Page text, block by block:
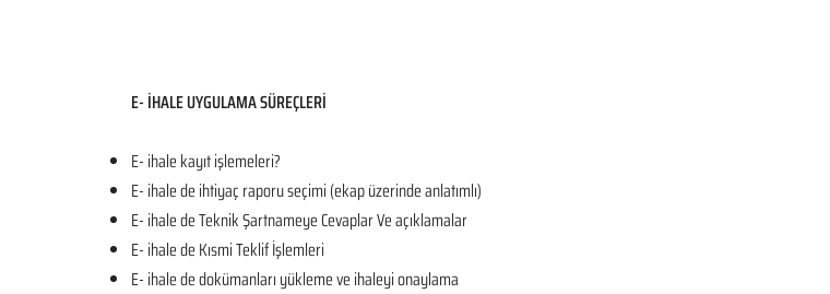
E- İHALE UYGULAMA SÜREÇLERİ
E- ihale kayıt işlemeleri?
E- ihale de ihtiyaç raporu seçimi (ekap üzerinde anlatımlı)
E- ihale de Teknik Şartnameye Cevaplar Ve açıklamalar
E- ihale de Kısmi Teklif İşlemleri
E- ihale de dokümanları yükleme ve ihaleyi onaylama